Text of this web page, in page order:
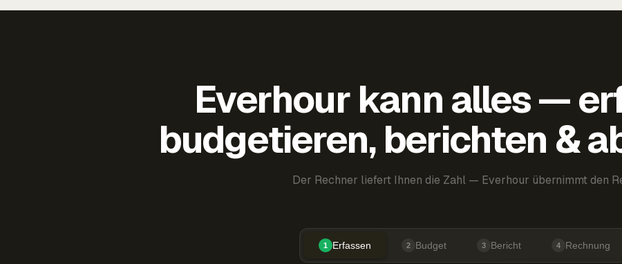
Everhour kann alles —
budgetieren, berichten &
Der Rechner liefert Ihnen die Zahl — Everhour übernimmt den
1 Erfassen 2 Budget 3 Bericht 4 Rechnung